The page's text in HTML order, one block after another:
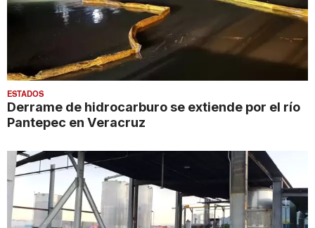
ESTADOS
Derrame de hidrocarburo se extiende por el río
Pantepec en Veracruz